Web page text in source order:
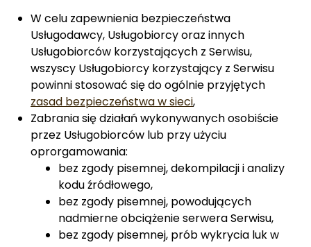
W celu zapewnienia bezpieczeństwa
Usługodawcy, Usługobiorcy oraz innych
Usługobiorców korzystających z Serwisu,
wszyscy Usługobiorcy korzystający z Serwisu
powinni stosować się do ogólnie przyjętych
zasad bezpieczeństwa w sieci,
Zabrania się działań wykonywanych osobiście
przez Usługobiorców lub przy użyciu
oprorgamowania:
bez zgody pisemnej, dekompilacji i analizy
kodu źródłowego,
bez zgody pisemnej, powodujących
nadmierne obciążenie serwera Serwisu,
bez zgody pisemnej, prób wykrycia luk w